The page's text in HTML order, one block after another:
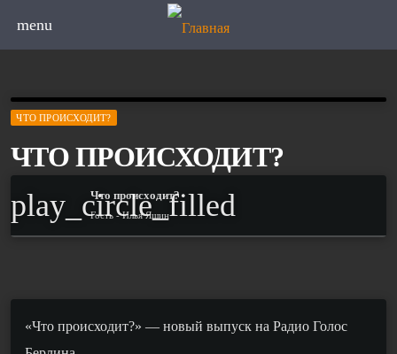
menu
ЧТО ПРОИСХОДИТ?
ЧТО ПРОИСХОДИТ?
play_circle_filled
Что происходит?
Гость - Илья Яшин
«Что происходит?» — новый выпуск на Радио Голос